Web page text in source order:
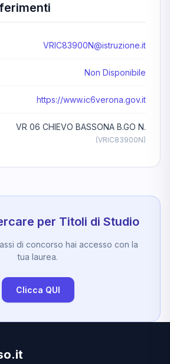
VRIC83900N@istruzione.it
Non Disponibile
https://www.ic6verona.gov.it
VR 06 CHIEVO BASSONA B.GO N.
(VRIC83900N)
per Titoli di Studio
di concorso hai accesso con la
tua laurea.
Clicca QUI